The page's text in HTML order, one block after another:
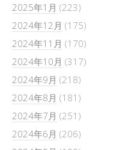
2025年1月 (223)
2024年12月 (175)
2024年11月 (170)
2024年10月 (317)
2024年9月 (218)
2024年8月 (181)
2024年7月 (251)
2024年6月 (206)